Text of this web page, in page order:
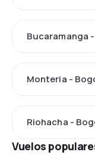
Bucaramanga
Monteria -
Riohacha -
Vuelos